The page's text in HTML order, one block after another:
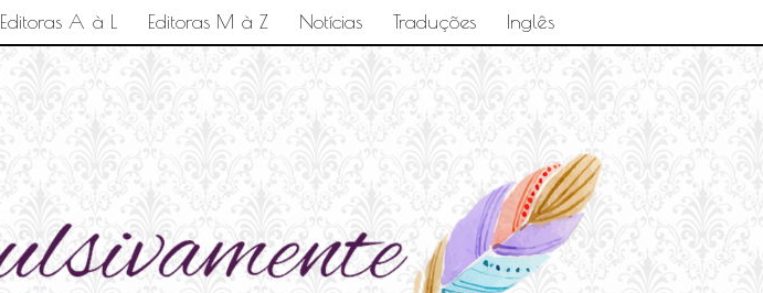
Editoras A à L Editoras M à Z Notícias Traduções Inglês